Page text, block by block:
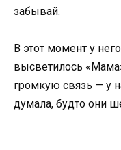
забывай.
В этот момент у
высветилось
громкую связь — у
думала, будто они